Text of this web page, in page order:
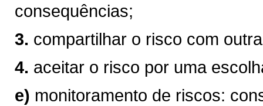
consequências;
3. compartilhar o risco com
4. aceitar o risco por uma
e) monitoramento de riscos: